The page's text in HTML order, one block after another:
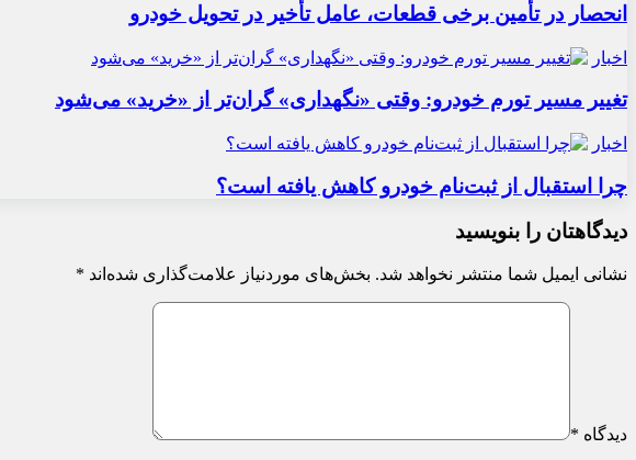
انحصار در تأمین برخی قطعات، عامل تأخیر در تحویل خودرو
اخبار
تغییر مسیر تورم خودرو: وقتی «نگهداری» گران‌تر از «خرید» می‌شود
اخبار
چرا استقبال از ثبت‌نام خودرو کاهش یافته است؟
دیدگاهتان را بنویسید
نشانی ایمیل شما منتشر نخواهد شد. بخش‌های موردنیاز علامت‌گذاری شده‌اند *
دیدگاه *